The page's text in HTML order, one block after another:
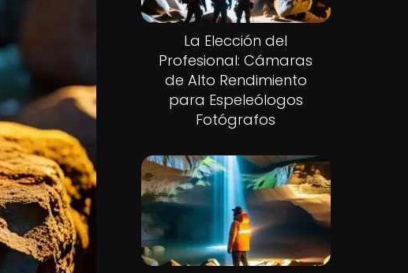
La Elección del
Profesional: Cámaras
de Alto Rendimiento
para Espeleólogos
Fotógrafos